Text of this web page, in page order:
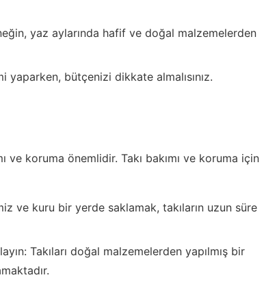
yaz aylarında hafif ve doğal malzemelerden
yaparken, bütçenizi dikkate almalısınız.
ve koruma önemlidir. Takı bakımı ve koruma için
ve kuru bir yerde saklamak, takıların uzun süre
Takıları doğal malzemelerden yapılmış bir